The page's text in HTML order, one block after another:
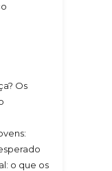
Os
o que os